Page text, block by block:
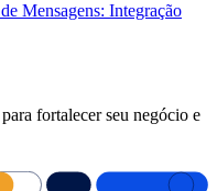
Mensagens: Integração
fortalecer seu negócio e